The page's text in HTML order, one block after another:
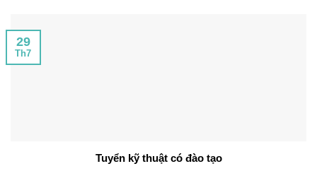
Tuyển kỹ thuật có đào tạo
29
Th7